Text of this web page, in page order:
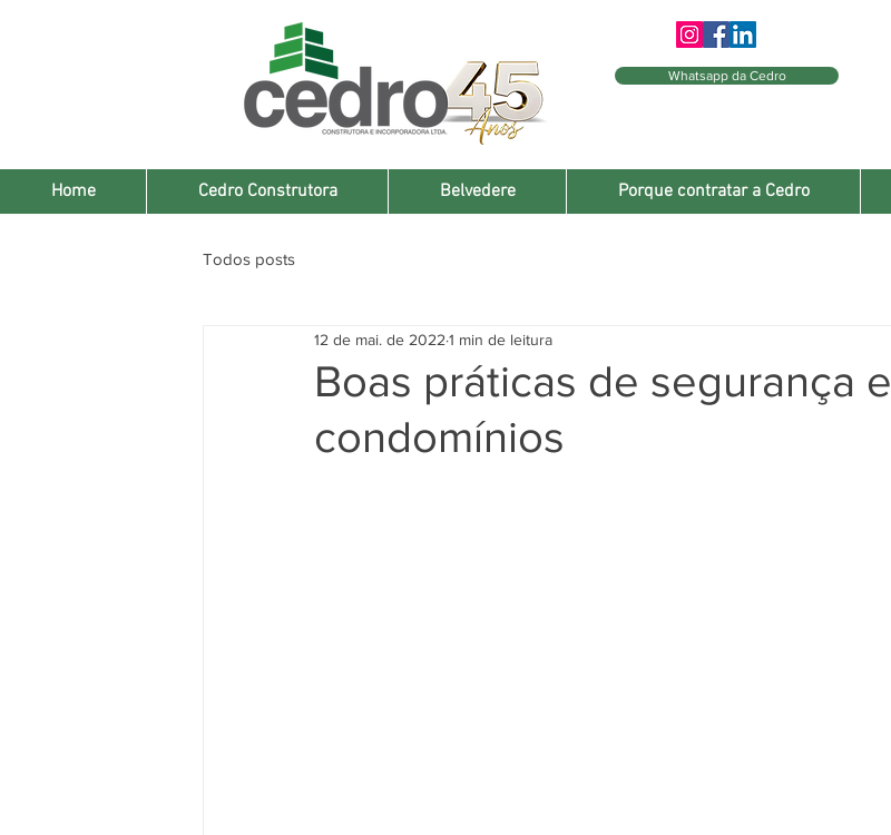
Whatsapp da Cedro
Home Cedro Construtora Belvedere Porque contratar a Cedro
Todos posts
Boas práticas de segurança e
condomínios
12 de mai. de 2022 1 min de leitura